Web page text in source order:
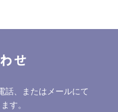
せ
話、またはメールにて
す。